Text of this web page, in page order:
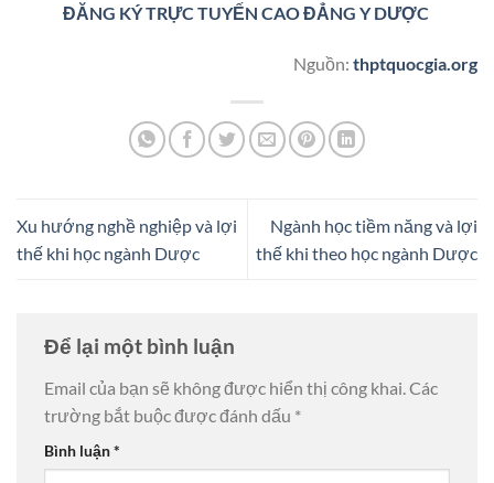
ĐĂNG KÝ TRỰC TUYẾN CAO ĐẲNG Y DƯỢC
Nguồn: thptquocgia.org
Xu hướng nghề nghiệp và lợi
thế khi học ngành Dược
Ngành học tiềm năng và lợi
thế khi theo học ngành Dược
Để lại một bình luận
Email của bạn sẽ không được hiển thị công khai. Các
trường bắt buộc được đánh dấu *
Bình luận*